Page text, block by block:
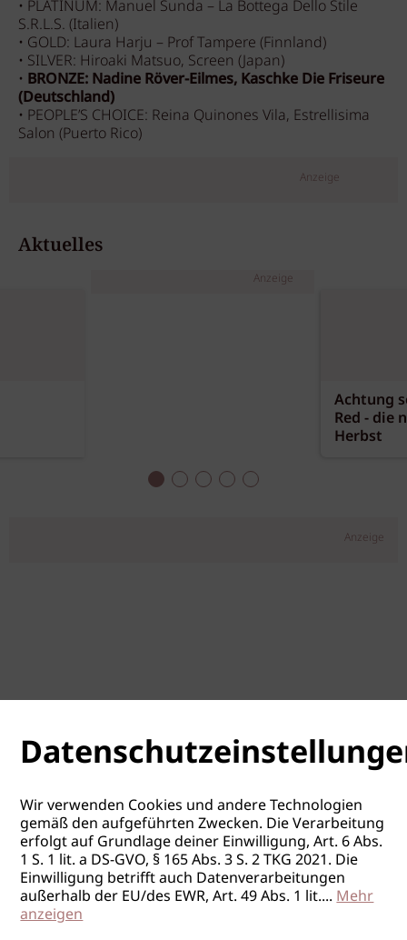
• PLATINUM: Manuel Sunda – La Bottega Dello Stile
S.R.L.S. (Italien)
• GOLD: Laura Harju – Prof Tampere (Finnland)
• SILVER: Hiroaki Matsuo, Screen (Japan)
• BRONZE: Nadine Röver-Eilmes, Kaschke Die Friseure
(Deutschland)
• PEOPLE’S CHOICE: Reina Quinones Vila, Estrellisima
Salon (Puerto Rico)
Anzeige
Aktuelles
Anzeige
Achtung
Red - die
Herbst
Anzeige
Wir verwenden Cookies und andere Technologien
gemäß den aufgeführten Zwecken. Die Verarbeitung
erfolgt auf Grundlage deiner Einwilligung, Art. 6 Abs.
1 S. 1 lit. a DS-GVO, § 165 Abs. 3 S. 2 TKG 2021. Die
Einwilligung betrifft auch Datenverarbeitungen
außerhalb der EU/des EWR, Art. 49 Abs. 1 lit....Mehr
anzeigen